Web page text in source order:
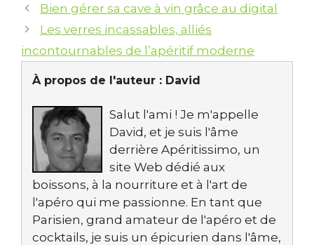
Bien gérer sa cave à vin grâce au digital
Les verres incassables, alliés
incontournables de l’apéritif moderne
À propos de l'auteur : David
Salut l'ami ! Je m'appelle
David, et je suis l'âme
derrière Apéritissimo, un
site Web dédié aux
boissons, à la nourriture et à l'art de
l'apéro qui me passionne. En tant que
Parisien, grand amateur de l'apéro et de
cocktails, je suis un épicurien dans l'âme,